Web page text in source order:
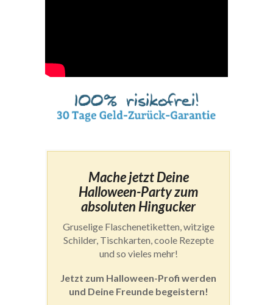
Mache jetzt Deine
Halloween-Party zum
absoluten Hingucker
Gruselige Flaschenetiketten, witzige
Schilder, Tischkarten, coole Rezepte
und so vieles mehr!
Jetzt zum Halloween-Profi werden
und Deine Freunde begeistern!